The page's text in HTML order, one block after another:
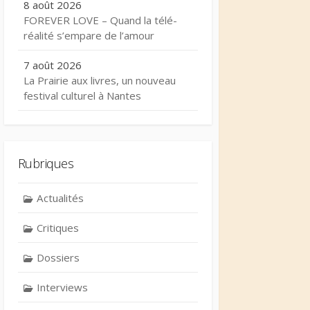
8 août 2026
FOREVER LOVE – Quand la télé-
réalité s’empare de l’amour
7 août 2026
La Prairie aux livres, un nouveau
festival culturel à Nantes
Rubriques
Actualités
Critiques
Dossiers
Interviews